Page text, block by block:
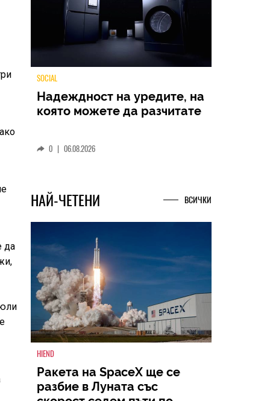
да
TECH
Ultra – ново име, познато
НАЙ-ЧЕТЕНИ
HIEND